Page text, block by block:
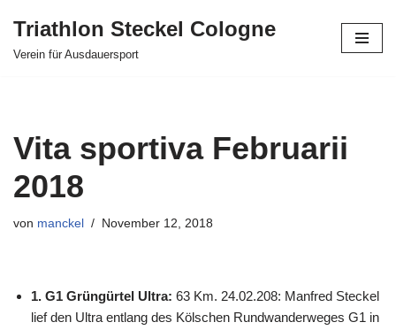
Zum
Triathlon Steckel Cologne
Verein für Ausdauersport
Vita sportiva Februarii
2018
von manckel November 12, 2018
1. G1 Grüngürtel Ultra: 63 Km. 24.02.208: Manfred Steckel
lief den Ultra entlang des Kölschen Rundwanderweges G1 in